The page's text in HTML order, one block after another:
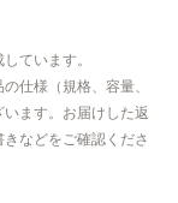
ています。
仕様（規格、容量、
ます。お届けした返
などをご確認くださ